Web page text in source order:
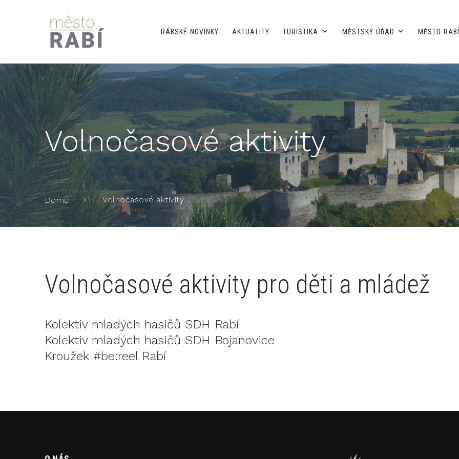
RÁBSKÉ NOVINKY AKTUALITY TURISTIKA MĚSTSKÝ ÚŘAD MĚSTO RABÍ
Volnočasové aktivity
Domů Volnočasové aktivity
Volnočasové aktivity pro děti a mládež
Kolektiv mladých hasičů SDH Rabí
Kolektiv mladých hasičů SDH Bojanovice
Kroužek #be:reel Rabí